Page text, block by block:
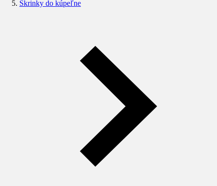
Skrinky do kúpeľne